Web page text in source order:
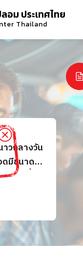
ม ประเทศไทย
Thailand
วกลางวัน
ดมีขนาด
บากขึ้น